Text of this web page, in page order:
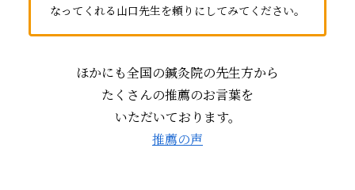
なってくれる山口先生を頼りにしてみてください。
ほかにも全国の鍼灸院の先生方から
たくさんの推薦のお言葉を
いただいております。
推薦の声